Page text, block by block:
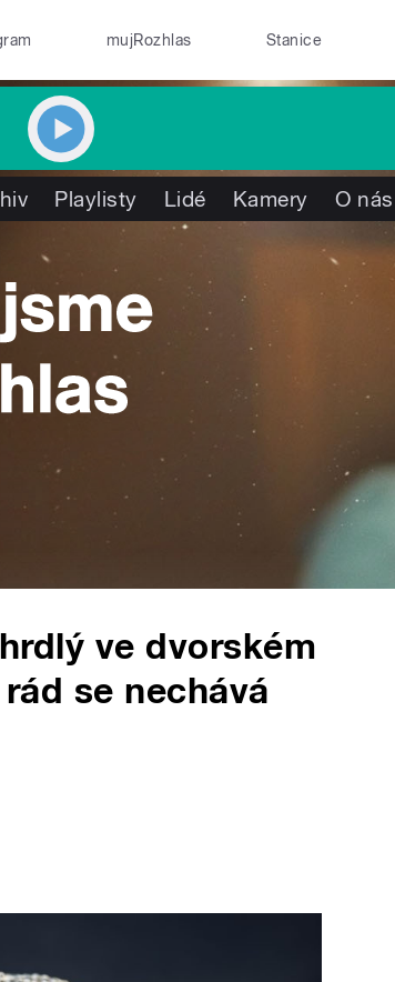
mujRozhlas Stanice
Playlisty Lidé Kamery O nás
ve dvorském
se nechává